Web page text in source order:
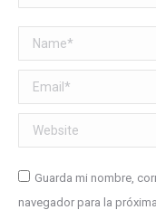
Name *
Email *
Website
Guarda mi nombre,
navegador para la